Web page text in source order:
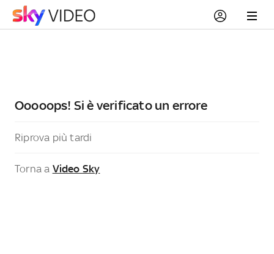
Ooooops! Si è verificato un errore
Riprova più tardi
Torna a Video Sky